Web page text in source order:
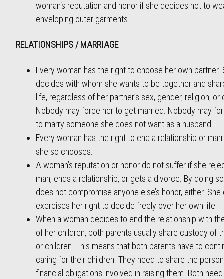
woman‘s reputation and honor if she decides not to
enveloping outer garments.
RELATIONSHIPS / MARRIAGE
Every woman has the right to choose her own partner.
decides with whom she wants to be together and
life, regardless of her partner’s sex, gender, religion, or
Nobody may force her to get married. Nobody may
to marry someone she does not want as a husband.
Every woman has the right to end a relationship or
she so chooses.
A woman’s reputation or honor do not suffer if she
man, ends a relationship, or gets a divorce. By doing
does not compromise anyone else’s honor, either. She
exercises her right to decide freely over her own life.
When a woman decides to end the relationship with
of her children, both parents usually share custody of
or children. This means that both parents have to
caring for their children. They need to share the
financial obligations involved in raising them. Both